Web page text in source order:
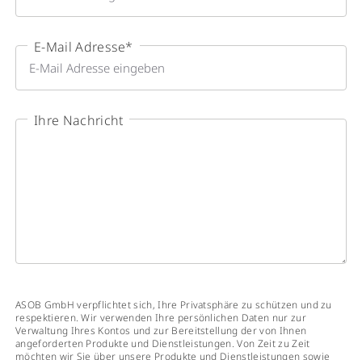
E-Mail Adresse*
Ihre Nachricht
ASOB GmbH verpflichtet sich, Ihre Privatsphäre zu schützen und zu
respektieren. Wir verwenden Ihre persönlichen Daten nur zur
Verwaltung Ihres Kontos und zur Bereitstellung der von Ihnen
angeforderten Produkte und Dienstleistungen. Von Zeit zu Zeit
möchten wir Sie über unsere Produkte und Dienstleistungen sowie